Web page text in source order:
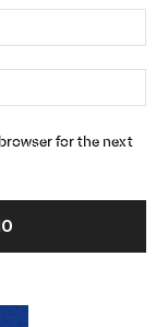
for the next